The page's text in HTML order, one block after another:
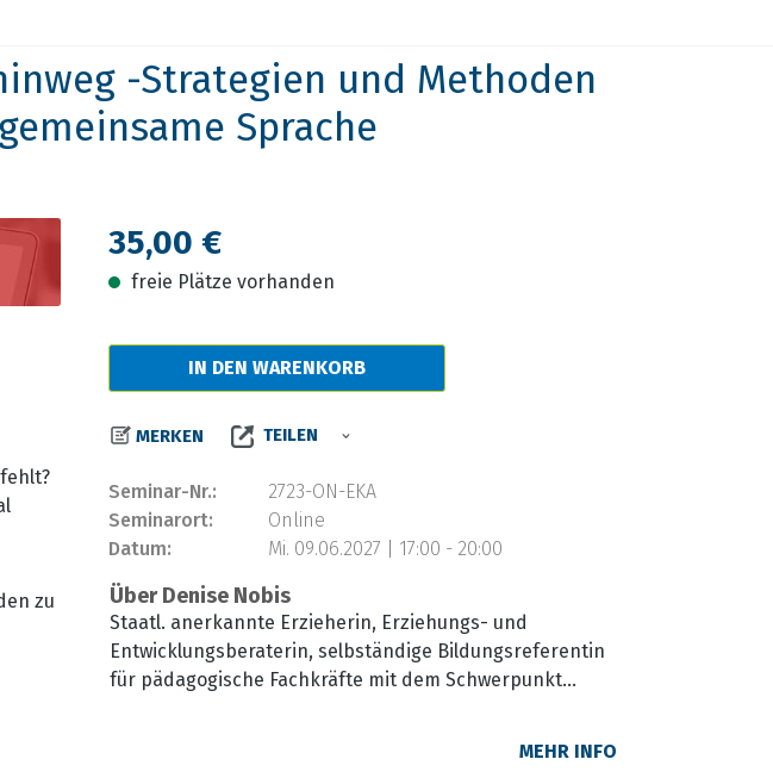
-Strategien und Methoden
Sprache
zu
Regulärer Preis:
35,00 €
freie Plätze vorhanden
IN DEN WARENKORB
MERKEN TEILEN
Seminar-Nr.:
2723-ON-EKA
Seminarort:
Online
Datum:
Mi. 09.06.2027 | 17:00 - 20:00
Über Denise Nobis
Staatl. anerkannte Erzieherin, Erziehungs- und
Entwicklungsberaterin, selbständige Bildungsreferentin
für pädagogische Fachkräfte mit dem Schwerpunkt
MEHR INFO